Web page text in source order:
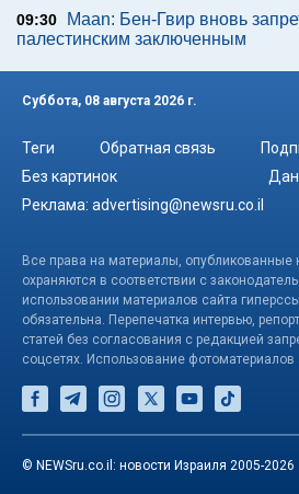
09:30
Maan: Бен-Гвир вновь
палестинским заключенным
Суббота, 08 августа 2026 г.
Теги Обратная связь
Без картинок
Реклама: advertising@newsru.co.il
Все права на материалы, опубликованные
охраняются в соответствии с
использовании материалов сайта
обязательна. Перепечатка интервью,
статей без согласования с редакцией
соцсетях. Использование фотоматериалов
© NEWSru.co.il: новости Израиля 2005-2026